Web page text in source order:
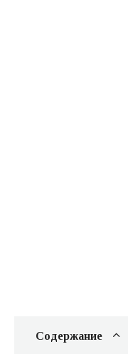
Содержание